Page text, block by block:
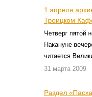
1 апреля
Троицком
Четверг пятой
Накануне
читается
31 марта 2009
Раздел